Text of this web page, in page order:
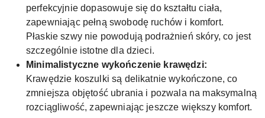
perfekcyjnie dopasowuje się do kształtu ciała,
zapewniając pełną swobodę ruchów i komfort.
Płaskie szwy nie powodują podrażnień skóry, co jest
szczególnie istotne dla dzieci.
Minimalistyczne wykończenie krawędzi:
Krawędzie koszulki są delikatnie wykończone, co
zmniejsza objętość ubrania i pozwala na maksymalną
rozciągliwość, zapewniając jeszcze większy komfort.